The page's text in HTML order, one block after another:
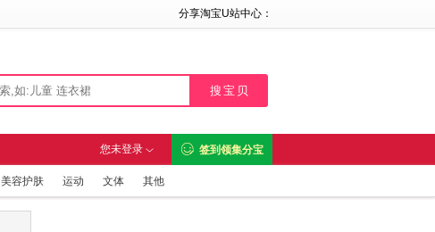
分享淘宝U站中心：
 签到领集分宝
您未登录 
美容护肤 运动 文体 其他